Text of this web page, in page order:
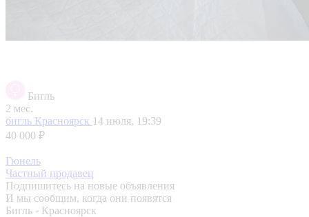
Бигль
2 мес.
бигль Красноярск 14 июля, 19:39
40 000 ₽
Гюнель
Частный продавец
Подпишитесь на новые объявления
И мы сообщим, когда они появятся
Бигль - Красноярск